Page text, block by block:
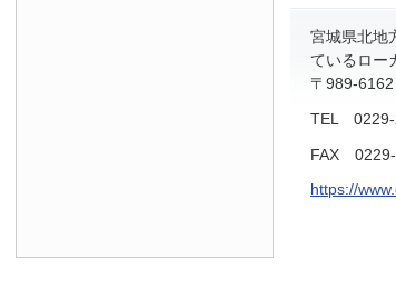
宮城県北地
ているロー
〒989-
TEL 0229-
FAX
https://